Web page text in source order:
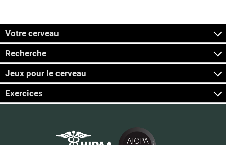
Votre cerveau
Recherche
Jeux pour le cerveau
Exercices